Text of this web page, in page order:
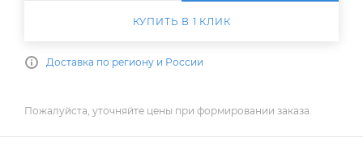
КУПИТЬ В 1 КЛИК
Доставка по региону и России
Пожалуйста, уточняйте цены при формировании заказа.